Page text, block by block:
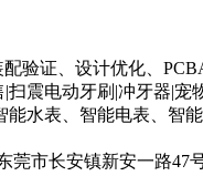
验证、设计优化、
震电动牙刷|冲牙器|宠
水表、智能电表、
市长安镇新安一路